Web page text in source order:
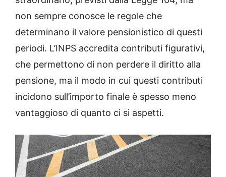
non sempre conosce le regole che
determinano il valore pensionistico di questi
periodi. L’INPS accredita contributi figurativi,
che permettono di non perdere il diritto alla
pensione, ma il modo in cui questi contributi
incidono sull’importo finale è spesso meno
vantaggioso di quanto ci si aspetti.